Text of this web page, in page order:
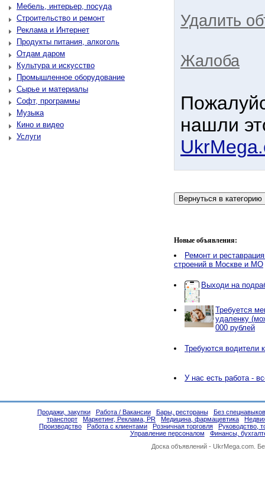
Мебель, интерьер, посуда
Строительство и ремонт
Реклама и Интернет
Продукты питания, алкоголь
Отдам даром
Культура и искусство
Промышленное оборудование
Сырье и материалы
Софт, программы
Музыка
Кино и видео
Услуги
Удалить
Жалоба
нашли
Новые объявления:
Ремонт и
строений в Москве и МО
Выходи на
Требуется
удаленку
000 рублей
Требуются водители
У нас есть работа -
Продажи, закупки Работа / Вакансии Бары, рестораны
Без
транспорт
Маркетинг, Реклама, PR Медицина, фармацевтика
Производство
Работа с клиентами Розничная торговля
Руководство,
Управление персоналом
Финансы,
Доска объявлений - UkrMega.com.